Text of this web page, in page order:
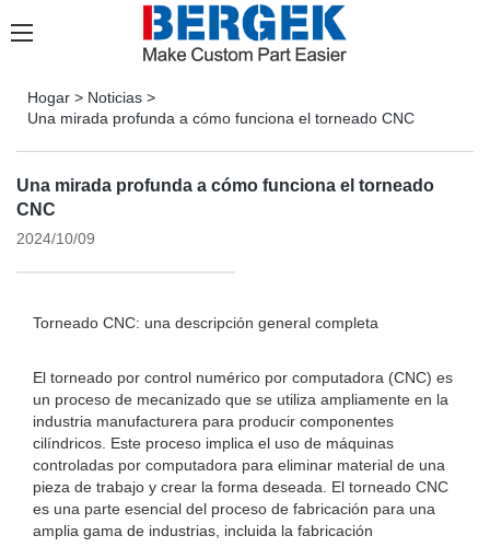
Hogar > Noticias >
Una mirada profunda a cómo funciona el torneado CNC
Una mirada profunda a cómo funciona el torneado
CNC
2024/10/09
Torneado CNC: una descripción general completa
El torneado por control numérico por computadora (CNC) es
un proceso de mecanizado que se utiliza ampliamente en la
industria manufacturera para producir componentes
cilíndricos. Este proceso implica el uso de máquinas
controladas por computadora para eliminar material de una
pieza de trabajo y crear la forma deseada. El torneado CNC
es una parte esencial del proceso de fabricación para una
amplia gama de industrias, incluida la fabricación